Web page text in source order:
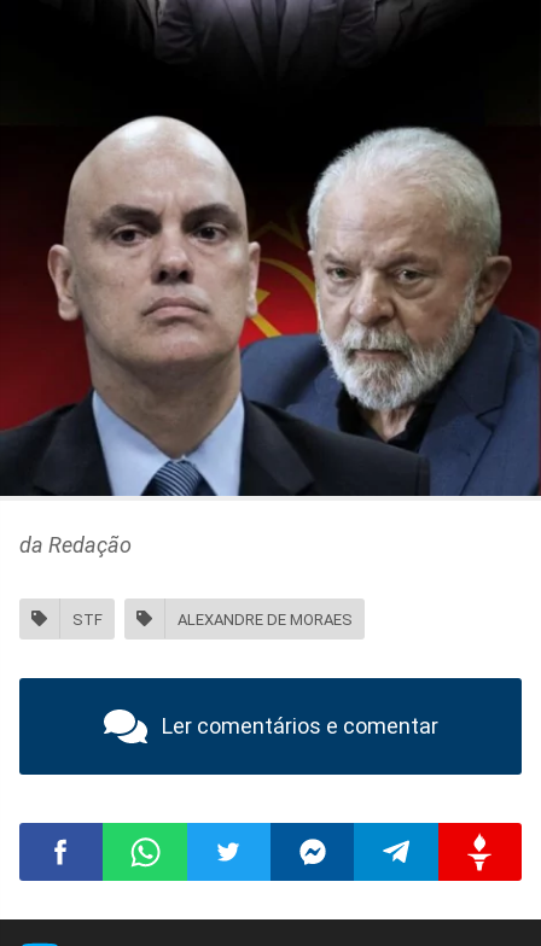
da Redação
STF ALEXANDRE DE MORAES
Ler comentários e comentar
Compartilhar